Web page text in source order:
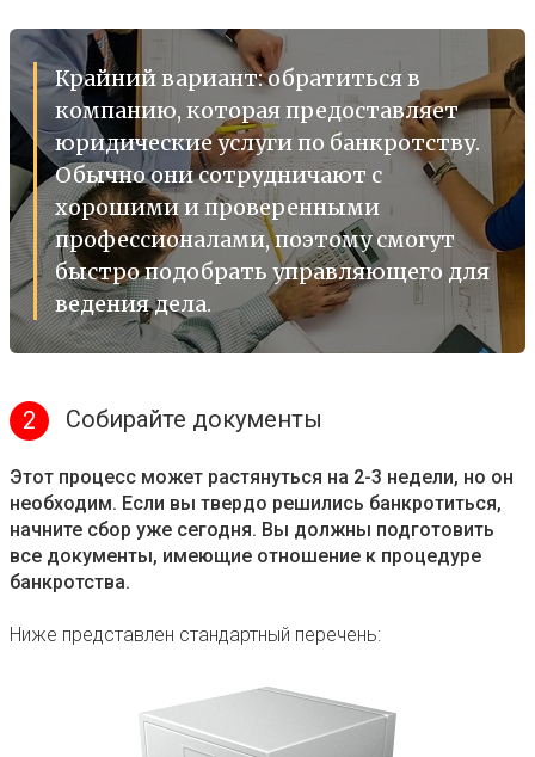
Крайний вариант: обратиться в
компанию, которая предоставляет
юридические услуги по банкротству.
Обычно они сотрудничают с
хорошими и проверенными
профессионалами, поэтому смогут
быстро подобрать управляющего для
ведения дела.
2 Собирайте документы
Этот процесс может растянуться на 2-3 недели, но он
необходим. Если вы твердо решились банкротиться,
начните сбор уже сегодня. Вы должны подготовить
все документы, имеющие отношение к процедуре
банкротства.
Ниже представлен стандартный перечень: